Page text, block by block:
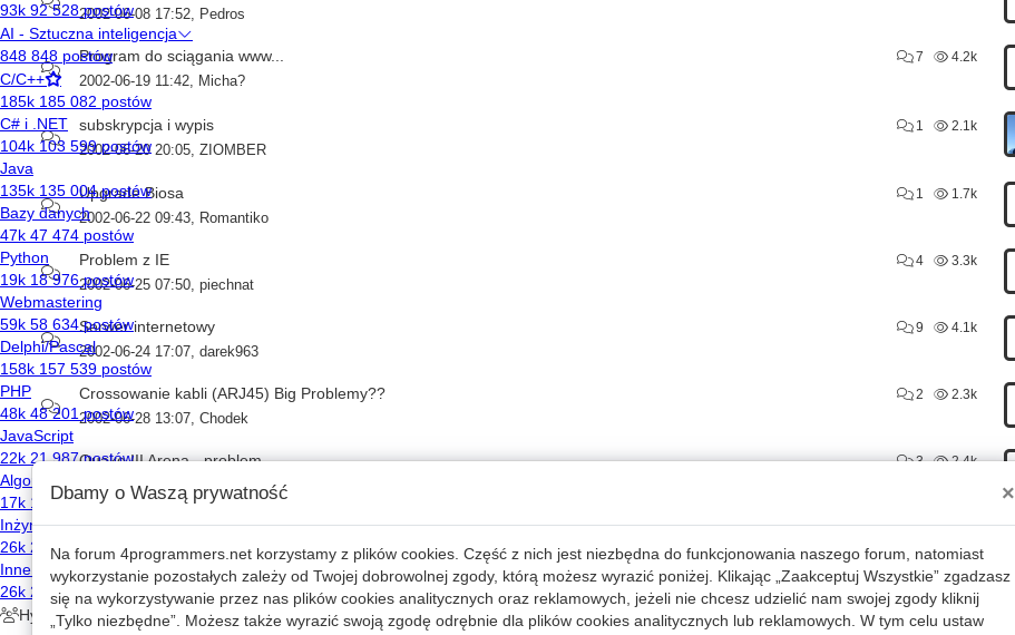
2002-06-08 17:52, Pedros
Program do sciągania www... 7 4.2k
2002-06-19 11:42, Micha?
subskrypcja i wypis 1 2.1k
2002-06-20 20:05 ZIOMBER
Upgrade Biosa 1 1.7k
2002-06-22 09:43, Romantiko
Problem z IE 4 3.3k
2002-06-25 07:50, piechnat
Serwer internetowy 9 4.1k
2002-06-24 17:07, darek963
Crossowanie kabli (ARJ45) Big Problemy?? 2 2.3k
2002-06-28 13:07, Chodek
Quake III Arena - problem 3 2.4k
2002-06-28 15:51 ,piechnat
Strona www.delphi.*****.prv.pl 2 2.0k
2002-06-29 19:26,Micha?
Chlodzenie procka 18 6.6k
2002-06-28 20:22,Pedros
Dbamy o Waszą prywatność ×
Na forum 4programmers.net korzystamy z plików cookies. Część z nich jest niezbędna do funkcjonowania naszego forum, natomiast
wykorzystanie pozostałych zależy od Twojej dobrowolnej zgody, którą możesz wyrazić poniżej. Klikając „Zaakceptuj Wszystkie” zgadzasz
się na wykorzystywanie przez nas plików cookies analitycznych oraz reklamowych, jeżeli nie chcesz udzielić nam swojej zgody kliknij
„Tylko niezbędne”. Możesz także wyrazić swoją zgodę odrębnie dla plików cookies analitycznych lub reklamowych. W tym celu ustaw